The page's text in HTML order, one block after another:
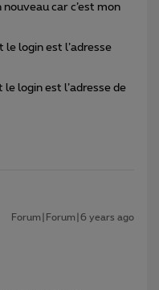
car c’est mon
login est l’adresse
login est l’adresse de
Forum|Forum|6 years ago